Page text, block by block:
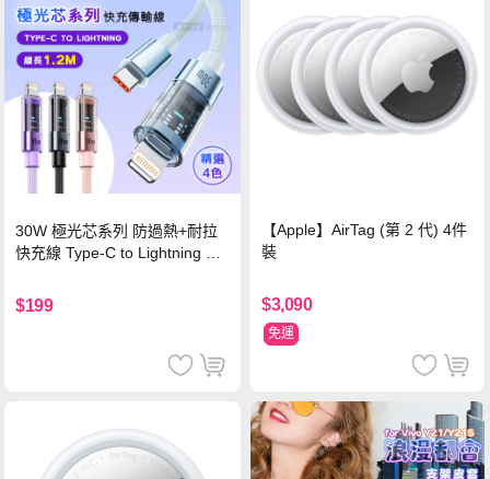
30W 極光芯系列 防過熱+耐拉
快充線 Type-C to Lightning 傳
$199
【Apple】AirTag (第 2 代) 4件
裝
$3,090
免運